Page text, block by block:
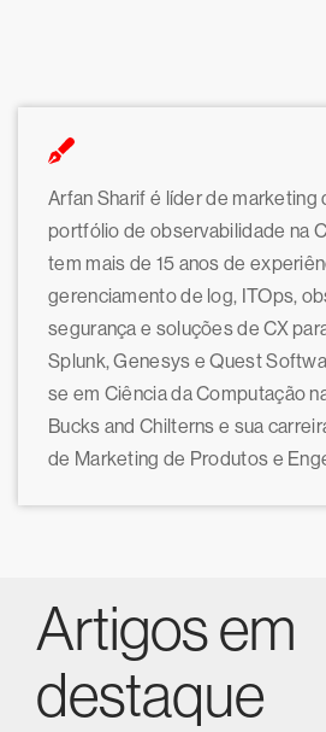
Arfan Sharif é líder de marketing
portfólio de observabilidade na
tem mais de 15 anos de
gerenciamento de log, ITOps,
segurança e soluções de CX
Splunk, Genesys e Quest
se em Ciência da Computação
Bucks and Chilterns e sua
de Marketing de Produtos e
Artigos em
destaque